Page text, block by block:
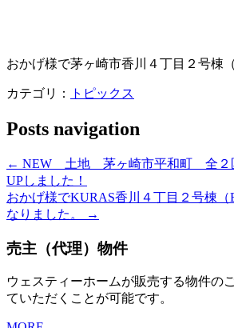
おかげ様で茅ヶ崎市香川４丁目２号棟
カテゴリ： トピックス
Posts navigation
← NEW 土地 茅ヶ崎市平和町 全２
UPしました！
おかげ様でKURAS香川４丁目２号棟（
なりました。 →
売主（代理）物件
ウェスティーホームが販売する物件の
ていただくことが可能です。